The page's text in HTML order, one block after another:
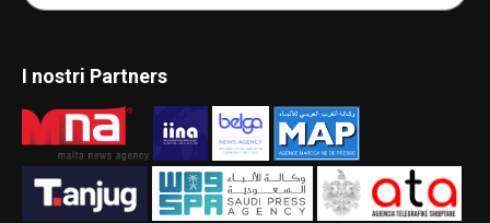
I nostri Partners